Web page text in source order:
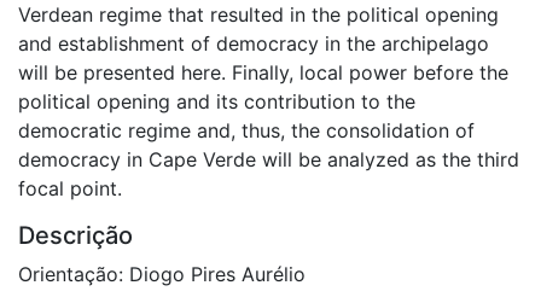
Verdean regime that resulted in the political opening
and establishment of democracy in the archipelago
will be presented here. Finally, local power before the
political opening and its contribution to the
democratic regime and, thus, the consolidation of
democracy in Cape Verde will be analyzed as the third
focal point.
Descrição
Orientação: Diogo Pires Aurélio